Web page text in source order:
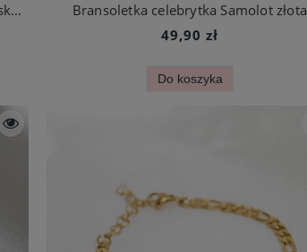
Bransoletka złota damska z misiami opaska stal chirurgiczna
Bransoletka celebrytka Samolot złota
49,90 zł
Do koszyka